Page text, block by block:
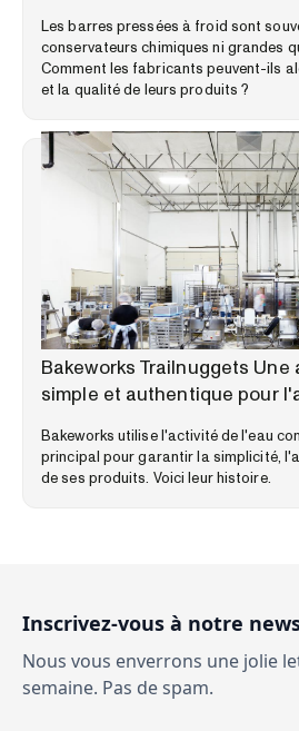
Les barres pressées à froid sont
conservateurs chimiques ni grandes
Comment les fabricants peuvent-ils
et la qualité de leurs produits ?
TÉMOIGNAGES CLIENTS
Bakeworks Trailnuggets
simple et authentique pour
Bakeworks utilise l'activité de l'eau
principal pour garantir la simplicité,
de ses produits. Voici leur histoire.
Inscrivez-vous à notre
Nous vous enverrons une jolie
semaine. Pas de spam.